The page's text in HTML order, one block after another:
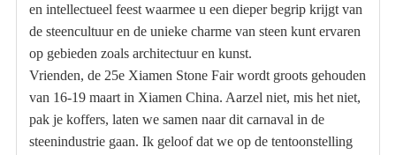
en intellectueel feest waarmee u een dieper begrip krijgt van
de steencultuur en de unieke charme van steen kunt ervaren
op gebieden zoals architectuur en kunst.
Vrienden, de 25e Xiamen Stone Fair wordt groots gehouden
van 16-19 maart in Xiamen China. Aarzel niet, mis het niet,
pak je koffers, laten we samen naar dit carnaval in de
steenindustrie gaan. Ik geloof dat we op de tentoonstelling